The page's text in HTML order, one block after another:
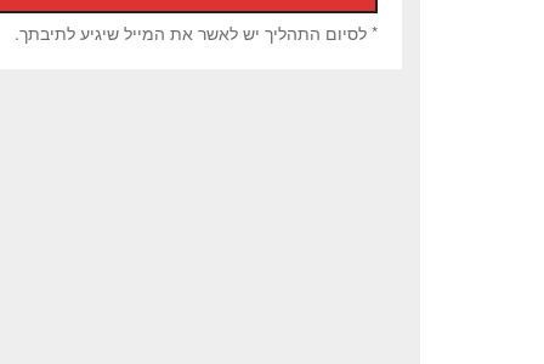
* לסיום התהליך יש לאשר את המייל שיגיע לתיבתך.